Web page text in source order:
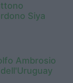
Siya
Ambrosio